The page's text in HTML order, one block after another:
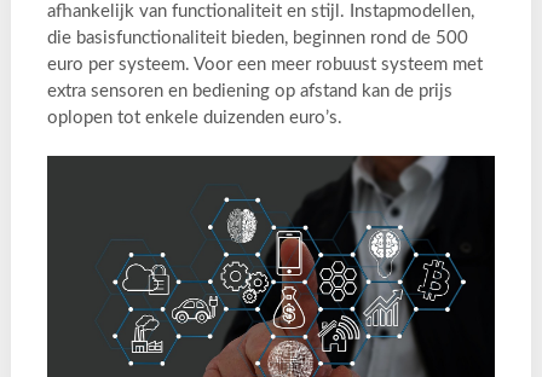
afhankelijk van functionaliteit en stijl. Instapmodellen,
die basisfunctionaliteit bieden, beginnen rond de 500
euro per systeem. Voor een meer robuust systeem met
extra sensoren en bediening op afstand kan de prijs
oplopen tot enkele duizenden euro’s.